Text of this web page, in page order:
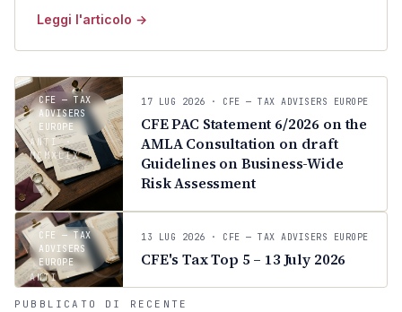
services.
Leggi l'articolo →
C
CFE — TAX
ADVISERS
EUROPE
ANTI ·
MCMXLIX
17 LUG 2026 · CFE — TAX ADVISERS EUROPE
CFE PAC Statement 6/2026 on the
AMLA Consultation on draft
Guidelines on Business-Wide
Risk Assessment
C
CFE — TAX
ADVISERS
EUROPE
ANTI ·
MCMXLIX
13 LUG 2026 · CFE — TAX ADVISERS EUROPE
CFE's Tax Top 5 – 13 July 2026
PUBBLICATO DI RECENTE